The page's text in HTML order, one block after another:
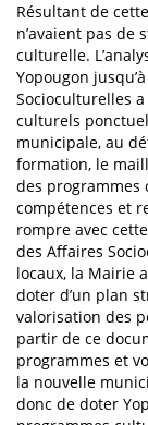
Résultant de
n’avaient pas
culturelle.
Yopougon
Socioculturelles a
culturels
municipale, au
formation, le
des programmes
compétences et
rompre avec
des Affaires
locaux, la Mairie
doter d’un plan
valorisation des
partir de ce
programmes et
la nouvelle
donc de doter